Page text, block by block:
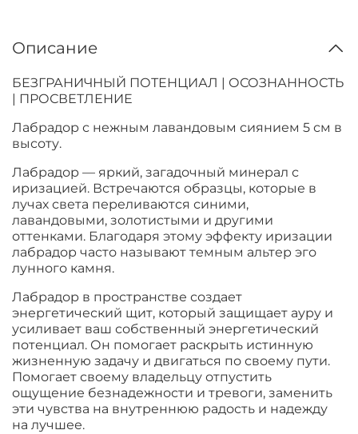
Описание
БЕЗГРАНИЧНЫЙ ПОТЕНЦИАЛ | ОСОЗНАННОСТЬ
| ПРОСВЕТЛЕНИЕ
Лабрадор с нежным лавандовым сиянием 5 см в
высоту.
Лабрадор — яркий, загадочный минерал с
иризацией. Встречаются образцы, которые в
лучах света переливаются синими,
лавандовыми, золотистыми и другими
оттенками. Благодаря этому эффекту иризации
лабрадор часто называют темным альтер эго
лунного камня.
Лабрадор в пространстве создает
энергетический щит, который защищает ауру и
усиливает ваш собственный энергетический
потенциал. Он помогает раскрыть истинную
жизненную задачу и двигаться по своему пути.
Помогает своему владельцу отпустить
ощущение безнадежности и тревоги, заменить
эти чувства на внутреннюю радость и надежду
на лучшее.